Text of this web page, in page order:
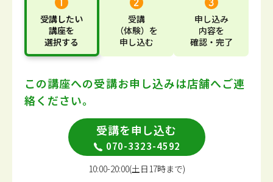
受講したい
講座を
選択する
受講
（体験） を
申し込む
申し込み
内容を
確認・完了
この講座への受講お申し込みは店舗へご連
絡ください。
受講を申し込む
070-3323-4592
10:00-20:00(土日17時まで)